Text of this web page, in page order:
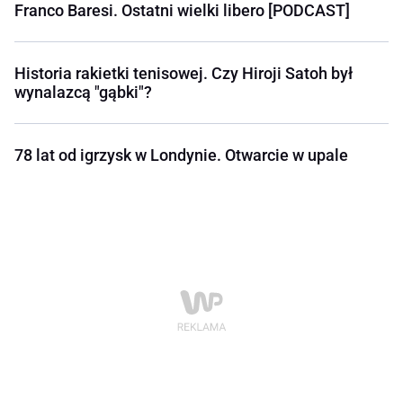
Franco Baresi. Ostatni wielki libero [PODCAST]
Historia rakietki tenisowej. Czy Hiroji Satoh był
wynalazcą "gąbki"?
78 lat od igrzysk w Londynie. Otwarcie w upale